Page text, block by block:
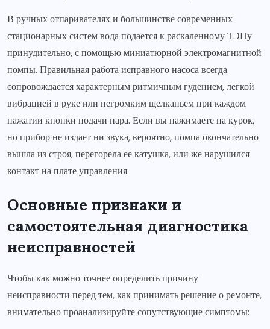
В ручных отпаривателях и большинстве современных
стационарных систем вода подается к раскаленному ТЭНу
принудительно, с помощью миниатюрной электромагнитной
помпы. Правильная работа исправного насоса всегда
сопровождается характерным ритмичным гудением, легкой
вибрацией в руке или негромким щелканьем при каждом
нажатии кнопки подачи пара. Если вы нажимаете на курок,
но прибор не издает ни звука, вероятно, помпа окончательно
вышла из строя, перегорела ее катушка, или же нарушился
контакт на плате управления.
Основные признаки и
самостоятельная диагностика
неисправностей
Чтобы как можно точнее определить причину
неисправности перед тем, как принимать решение о ремонте,
внимательно проанализируйте сопутствующие симптомы: